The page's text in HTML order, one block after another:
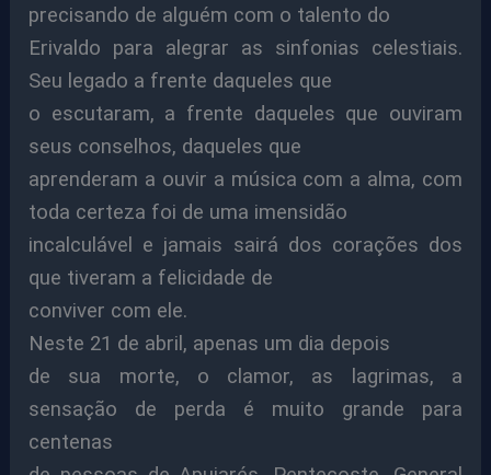
precisando de alguém com o talento do
Erivaldo para alegrar as sinfonias celestiais.
Seu legado a frente daqueles que
o escutaram, a frente daqueles que ouviram
seus conselhos, daqueles que
aprenderam a ouvir a música com a alma, com
toda certeza foi de uma imensidão
incalculável e jamais sairá dos corações dos
que tiveram a felicidade de
conviver com ele.
Neste 21 de abril, apenas um dia depois
de sua morte, o clamor, as lagrimas, a
sensação de perda é muito grande para
centenas